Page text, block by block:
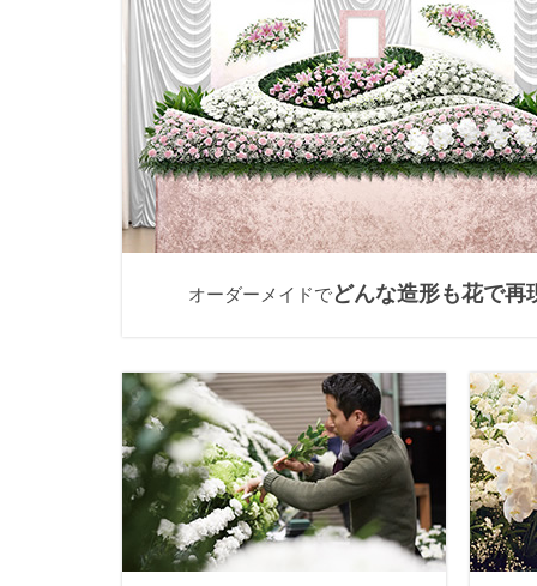
オーダーメイドでどんな造形も花で再